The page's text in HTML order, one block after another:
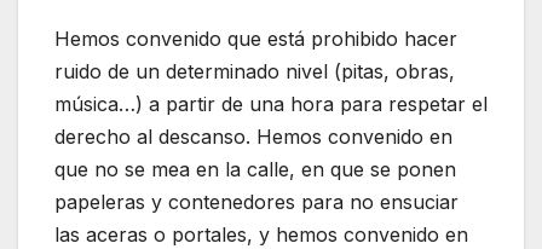
Hemos convenido que está prohibido hacer
ruido de un determinado nivel (pitas, obras,
música…) a partir de una hora para respetar el
derecho al descanso. Hemos convenido en
que no se mea en la calle, en que se ponen
papeleras y contenedores para no ensuciar
las aceras o portales, y hemos convenido en